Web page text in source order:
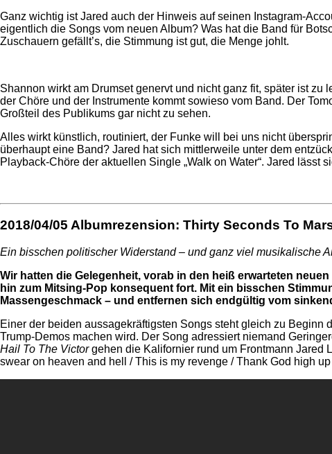
Ganz wichtig ist Jared auch der Hinweis auf seinen Instagram-
eigentlich die Songs vom neuen Album? Was hat die Band für
Zuschauern gefällt’s, die Stimmung ist gut, die Menge johlt.
Shannon wirkt am Drumset genervt und nicht ganz fit, später ist
der Chöre und der Instrumente kommt sowieso vom Band. Der
Großteil des Publikums gar nicht zu sehen.
Alles wirkt künstlich, routiniert, der Funke will bei uns nicht
überhaupt eine Band? Jared hat sich mittlerweile unter dem
Playback-Chöre der aktuellen Single „Walk on Water“. Jared lässt
2018/04/05 Albumrezension: Thirty Seconds To
Ein bisschen politischer Widerstand – und ganz viel musikalische
Wir hatten die Gelegenheit, vorab in den heiß erwarteten
hin zum Mitsing-Pop konsequent fort. Mit ein bisschen
Massengeschmack – und entfernen sich endgültig vom
Einer der beiden aussagekräftigsten Songs steht gleich zu Beginn
Trump-Demos machen wird. Der Song adressiert niemand
Hail To The Victorgehen die Kalifornier rund um Frontmann Jared
swear on heaven and hell / This is my revenge / Thank God high